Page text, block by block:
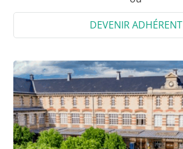
DEVENIR ADHÉRENT